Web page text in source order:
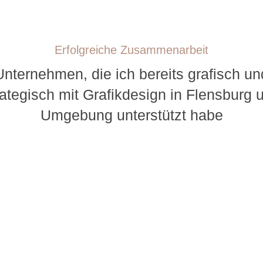
Erfolgreiche Zusammenarbeit
die ich bereits grafisch
mit Grafikdesign in Flensburg
Umgebung unterstützt habe